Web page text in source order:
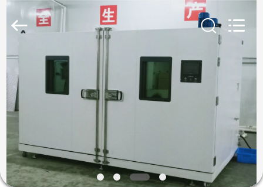
घर
उत्पादों
हमारे
बारे
में
Liyi
Environmental
Technology
Co.,
Reserved.